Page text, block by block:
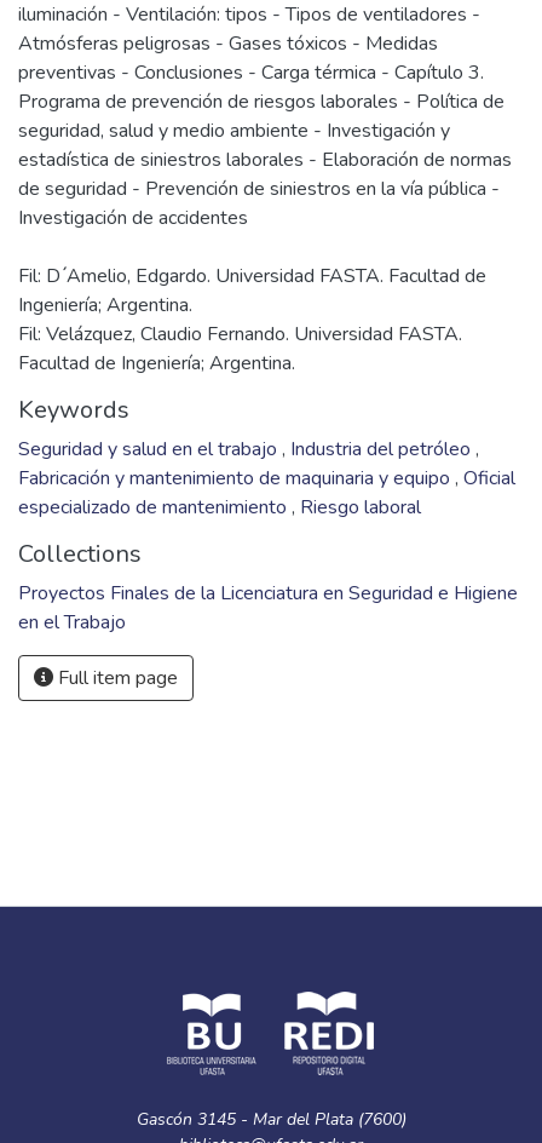
iluminación - Ventilación: tipos - Tipos de ventiladores -
Atmósferas peligrosas - Gases tóxicos - Medidas
preventivas - Conclusiones - Carga térmica - Capítulo 3.
Programa de prevención de riesgos laborales - Política de
seguridad, salud y medio ambiente - Investigación y
estadística de siniestros laborales - Elaboración de normas
de seguridad - Prevención de siniestros en la vía pública -
Fil: D ́Amelio, Edgardo. Universidad FASTA. Facultad de
Ingeniería; Argentina.
Fil: Velázquez, Claudio Fernando. Universidad FASTA.
Facultad de Ingeniería; Argentina.
Keywords
Seguridad y salud en el trabajo , Industria del petróleo ,
Fabricación y mantenimiento de maquinaria y equipo , Oficial
especializado de mantenimiento , Riesgo laboral
Collections
Proyectos Finales de la Licenciatura en Seguridad e Higiene
en el Trabajo
Full item page
Gascón 3145 - Mar del Plata (7600)